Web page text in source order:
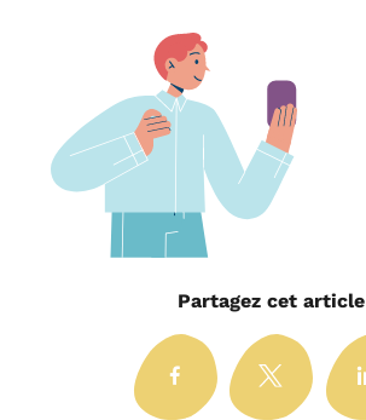
Partagez cet article